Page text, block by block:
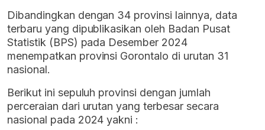
Dibandingkan dengan 34 provinsi lainnya, data
terbaru yang dipublikasikan oleh Badan Pusat
Statistik (BPS) pada Desember 2024
menempatkan provinsi Gorontalo di urutan 31
nasional.
Berikut ini sepuluh provinsi dengan jumlah
perceraian dari urutan yang terbesar secara
nasional pada 2024 yakni :